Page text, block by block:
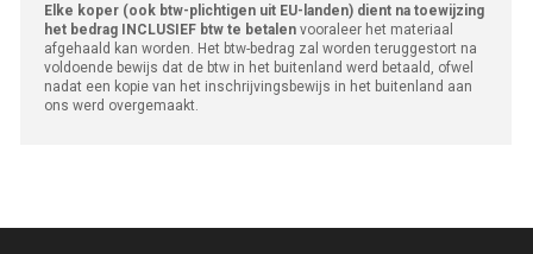
Elke koper (ook btw-plichtigen uit EU-landen) dient na toewijzing
het bedrag INCLUSIEF btw te betalen vooraleer het materiaal
afgehaald kan worden. Het btw-bedrag zal worden teruggestort na
voldoende bewijs dat de btw in het buitenland werd betaald, ofwel
nadat een kopie van het inschrijvingsbewijs in het buitenland aan
ons werd overgemaakt.